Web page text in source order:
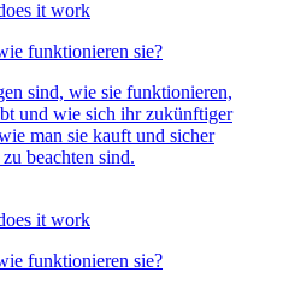
funktionieren sie?
sind, wie sie funktionieren,
und wie sich ihr zukünftiger
man sie kauft und sicher
beachten sind.
funktionieren sie?